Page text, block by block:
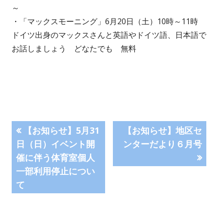
～
・「マックスモーニング」6月20日（土）10時～11時
ドイツ出身のマックスさんと英語やドイツ語、日本語で
お話しましょう どなたでも 無料
投
稿
ナ
ビ
前
の
記
事:
【お知らせ】5月31
日（日）イベント開
催に伴う体育室個人
一部利用停止につい
て
次
の
【お知らせ】地区セ
ンターだより６月号